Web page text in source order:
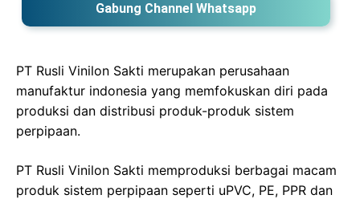
Gabung Channel Whatsapp
PT Rusli Vinilon Sakti merupakan perusahaan
manufaktur indonesia yang memfokuskan diri pada
produksi dan distribusi produk-produk sistem
perpipaan.
PT Rusli Vinilon Sakti memproduksi berbagai macam
produk sistem perpipaan seperti uPVC, PE, PPR dan